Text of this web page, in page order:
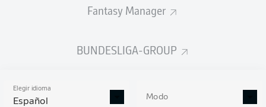
Fantasy Manager
BUNDESLIGA-GROUP
Elegir idioma
Español Modo
ESTADÍSTICAS
TEMPORADA 2025/2026